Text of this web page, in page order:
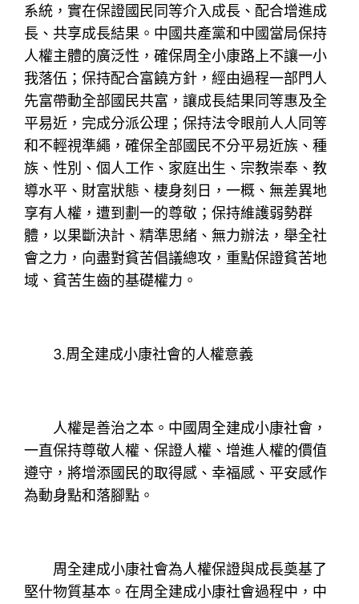
系統，實在保證國民同等介入成長、配合增進成
長、共享成長結果。中國共產黨和中國當局保持
人權主體的廣泛性，確保周全小康路上不讓一小
我落伍；保持配合富饒方針，經由過程一部門人
先富帶動全部國民共富，讓成長結果同等惠及全
平易近，完成分派公理；保持法令眼前人人同等
和不輕視準繩，確保全部國民不分平易近族、種
族、性別、個人工作、家庭出生、宗教崇奉、教
導水平、財富狀態、棲身刻日，一概、無差異地
享有人權，遭到劃一的尊敬；保持維護弱勢群
體，以果斷決計、精準思緒、無力辦法，舉全社
會之力，向盡對貧苦倡議總攻，重點保證貧苦地
域、貧苦生齒的基礎權力。
3.周全建成小康社會的人權意義
人權是善治之本。中國周全建成小康社會，
一直保持尊敬人權、保證人權、增進人權的價值
遵守，將增添國民的取得感、幸福感、平安感作
為動身點和落腳點。
周全建成小康社會為人權保證與成長奠基了
堅什物質基本。在周全建成小康社會過程中，中